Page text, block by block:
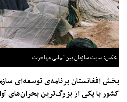
عکس: سایت سازمان بین‌المللی مهاجرت
بخش افغانستان برنامه‌ی توسعه‌ای
کشور با یکی از بزرگ‌ترین بحران‌های